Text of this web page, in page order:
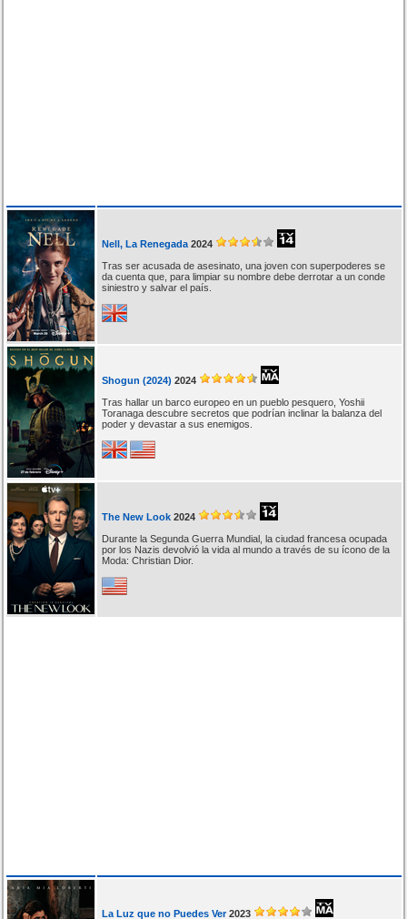
Nell, La Renegada 2024
Tras ser acusada de asesinato, una joven con superpoderes se
da cuenta que, para limpiar su nombre debe derrotar a un conde
siniestro y salvar el país.
Shogun (2024) 2024
Tras hallar un barco europeo en un pueblo pesquero, Yoshii
Toranaga descubre secretos que podrían inclinar la balanza del
poder y devastar a sus enemigos.
The New Look 2024
Durante la Segunda Guerra Mundial, la ciudad francesa ocupada
por los Nazis devolvió la vida al mundo a través de su ícono de la
Moda: Christian Dior.
La Luz que no Puedes Ver 2023